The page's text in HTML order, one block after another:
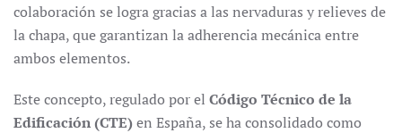
colaboración se logra gracias a las nervaduras y relieves de
la chapa, que garantizan la adherencia mecánica entre
ambos elementos.
Este concepto, regulado por el Código Técnico de la
Edificación (CTE)en España, se ha consolidado como